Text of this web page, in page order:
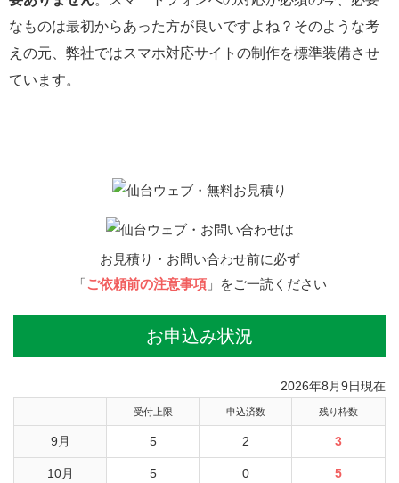
なものは最初からあった方が良いですよね？そのような考
えの元、弊社ではスマホ対応サイトの制作を標準装備させ
ています。
お見積り・お問い合わせ前に必ず
「ご依頼前の注意事項」をご一読ください
お申込み状況
2026年8月9日現在
受付上限 申込済数 残り枠数
9月 5 2 3
10月 5 0 5